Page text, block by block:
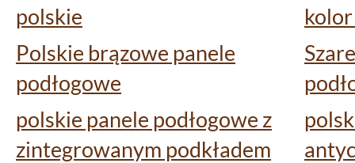
polskie
Polskie brązowe panele
podłogowe
polskie panele podłogowe z
zintegrowanym podkładem